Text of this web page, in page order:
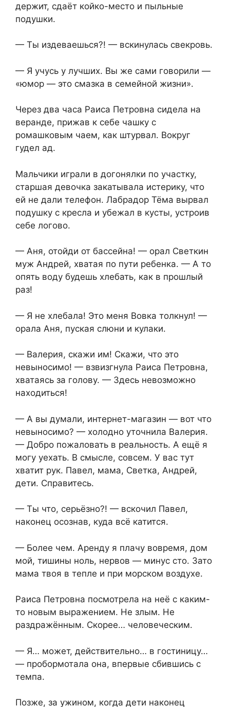
держит, сдаёт койко-место и пыльные
подушки.
— Ты издеваешься?! — вскинулась свекровь.
— Я учусь у лучших. Вы же сами говорили —
«юмор — это смазка в семейной жизни».
Через два часа Раиса Петровна сидела на
веранде, прижав к себе чашку с
ромашковым чаем, как штурвал. Вокруг
гудел ад.
Мальчики играли в догонялки по участку,
старшая девочка закатывала истерику, что
ей не дали телефон. Лабрадор Тёма вырвал
подушку с кресла и убежал в кусты, устроив
себе логово.
— Аня, отойди от бассейна! — орал Светкин
муж Андрей, хватая по пути ребенка. — А то
опять воду будешь хлебать, как в прошлый
раз!
— Я не хлебала! Это меня Вовка толкнул! —
орала Аня, пуская слюни и кулаки.
— Валерия, скажи им! Скажи, что это
невыносимо! — взвизгнула Раиса Петровна,
хватаясь за голову. — Здесь невозможно
находиться!
— А вы думали, интернет-магазин — вот что
невыносимо? — холодно уточнила Валерия.
— Добро пожаловать в реальность. А ещё я
могу уехать. В смысле, совсем. У вас тут
хватит рук. Павел, мама, Светка, Андрей,
дети. Справитесь.
— Ты что, серьёзно?! — вскочил Павел,
наконец осознав, куда всё катится.
— Более чем. Аренду я плачу вовремя, дом
мой, тишины ноль, нервов — минус сто. Зато
мама твоя в тепле и при морском воздухе.
Раиса Петровна посмотрела на неё с каким-
то новым выражением. Не злым. Не
раздражённым. Скорее… человеческим.
— Я… может, действительно… в гостиницу…
— пробормотала она, впервые сбившись с
темпа.
Позже, за ужином, когда дети наконец